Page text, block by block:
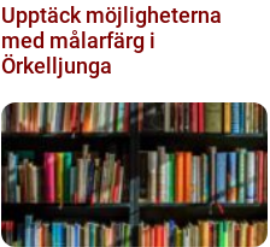
Upptäck möjligheterna
med målarfärg i
Örkelljunga